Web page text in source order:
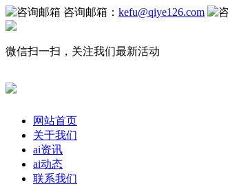
咨询邮箱： kefu@qiye126.com
微信扫一扫，关注我们最新活动
网站首页
关于我们
ai资讯
ai动态
联系我们